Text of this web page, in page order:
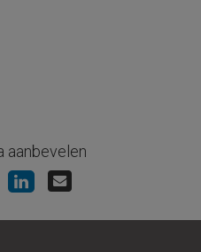
aanbevelen